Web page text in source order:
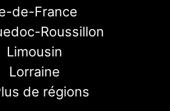
de-France
Roussillon
Limousin
Lorraine
de régions